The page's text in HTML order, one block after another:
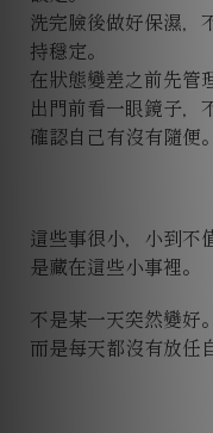
洗完臉後做好保濕，
持穩定。
在狀態變差之前先管
出門前看一眼鏡子，
確認自己有沒有隨便。
這些事很小，小到不
是藏在這些小事裡。
不是某一天突然變好。
而是每天都沒有放任